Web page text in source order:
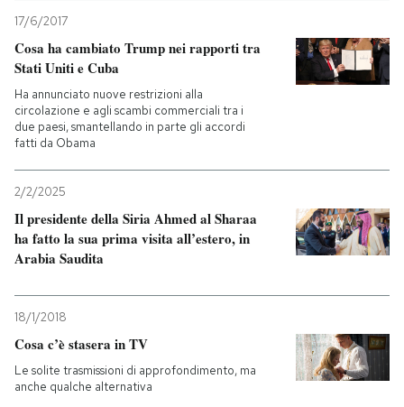
17/6/2017
Cosa ha cambiato Trump nei rapporti tra
Stati Uniti e Cuba
Ha annunciato nuove restrizioni alla
circolazione e agli scambi commerciali tra i
due paesi, smantellando in parte gli accordi
fatti da Obama
2/2/2025
Il presidente della Siria Ahmed al Sharaa
ha fatto la sua prima visita all’estero, in
Arabia Saudita
18/1/2018
Cosa c’è stasera in TV
Le solite trasmissioni di approfondimento, ma
anche qualche alternativa